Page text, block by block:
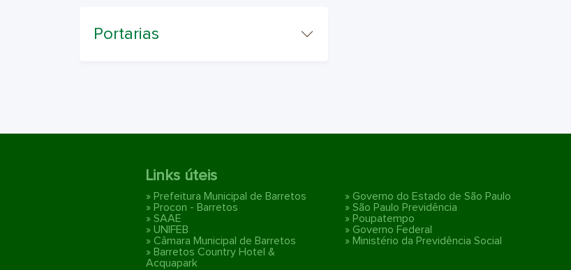
Portarias
Links úteis
» Prefeitura Municipal de Barretos
» Procon - Barretos
» SAAE
» UNIFEB
» Câmara Municipal de Barretos
» Barretos Country Hotel &
Acquapark
» Governo do Estado de São Paulo
» São Paulo Previdência
» Poupatempo
» Governo Federal
» Ministério da Previdência Social